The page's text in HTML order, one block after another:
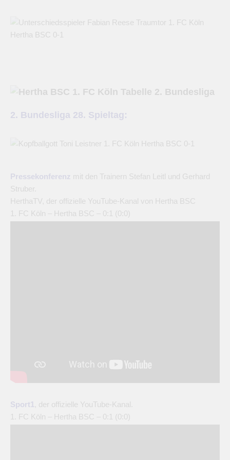
2. Bundesliga 28. Spieltag:
Pressekonferenz mit den Trainern Stefan Leitl und Gerhard
Struber.
HerthaTV, der offizielle YouTube-Kanal von Hertha BSC
1. FC Köln – Hertha BSC – 0:1 (0:0)
Sport1
, der offizielle YouTube-Kanal.
1. FC Köln – Hertha BSC – 0:1 (0:0)